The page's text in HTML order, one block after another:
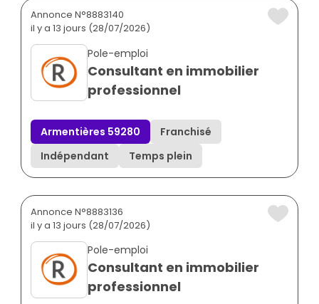
Annonce N°8883140
il y a 13 jours (28/07/2026)
Pole-emploi
Consultant en immobilier
professionnel
Armentières 59280
Franchisé
Indépendant
Temps plein
Annonce N°8883136
il y a 13 jours (28/07/2026)
Pole-emploi
Consultant en immobilier
professionnel